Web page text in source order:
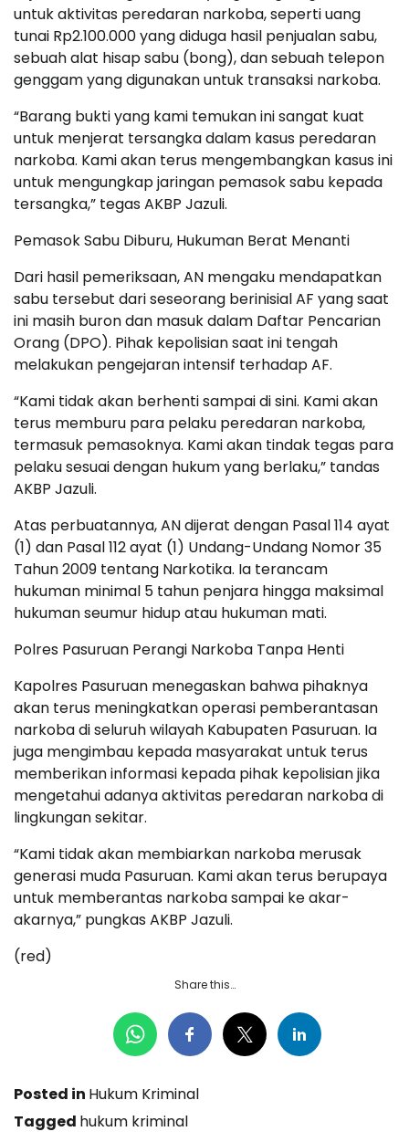
untuk aktivitas peredaran narkoba, seperti uang
tunai Rp2.100.000 yang diduga hasil penjualan sabu,
sebuah alat hisap sabu (bong), dan sebuah telepon
genggam yang digunakan untuk transaksi narkoba.
“Barang bukti yang kami temukan ini sangat kuat
untuk menjerat tersangka dalam kasus peredaran
narkoba. Kami akan terus mengembangkan kasus ini
untuk mengungkap jaringan pemasok sabu kepada
tersangka,” tegas AKBP Jazuli.
Pemasok Sabu Diburu, Hukuman Berat Menanti
Dari hasil pemeriksaan, AN mengaku mendapatkan
sabu tersebut dari seseorang berinisial AF yang saat
ini masih buron dan masuk dalam Daftar Pencarian
Orang (DPO). Pihak kepolisian saat ini tengah
melakukan pengejaran intensif terhadap AF.
“Kami tidak akan berhenti sampai di sini. Kami akan
terus memburu para pelaku peredaran narkoba,
termasuk pemasoknya. Kami akan tindak tegas para
pelaku sesuai dengan hukum yang berlaku,” tandas
AKBP Jazuli.
Atas perbuatannya, AN dijerat dengan Pasal 114 ayat
(1) dan Pasal 112 ayat (1) Undang-Undang Nomor 35
Tahun 2009 tentang Narkotika. Ia terancam
hukuman minimal 5 tahun penjara hingga maksimal
hukuman seumur hidup atau hukuman mati.
Polres Pasuruan Perangi Narkoba Tanpa Henti
Kapolres Pasuruan menegaskan bahwa pihaknya
akan terus meningkatkan operasi pemberantasan
narkoba di seluruh wilayah Kabupaten Pasuruan. Ia
juga mengimbau kepada masyarakat untuk terus
memberikan informasi kepada pihak kepolisian jika
mengetahui adanya aktivitas peredaran narkoba di
lingkungan sekitar.
“Kami tidak akan membiarkan narkoba merusak
generasi muda Pasuruan. Kami akan terus berupaya
untuk memberantas narkoba sampai ke akar-
akarnya,” pungkas AKBP Jazuli.
(red)
Share this…
Posted in Hukum Kriminal
Tagged hukum kriminal